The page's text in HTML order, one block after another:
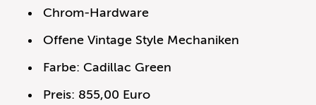
Chrom-Hardware
Offene Vintage Style Mechaniken
Farbe: Cadillac Green
Preis: 855,00 Euro